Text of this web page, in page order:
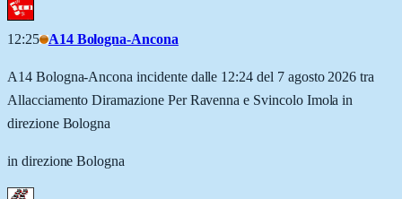
12:25 A14 Bologna-Ancona
A14 Bologna-Ancona incidente dalle 12:24 del 7 agosto 2026 tra
Allacciamento Diramazione Per Ravenna e Svincolo Imola in
direzione Bologna
in direzione Bologna